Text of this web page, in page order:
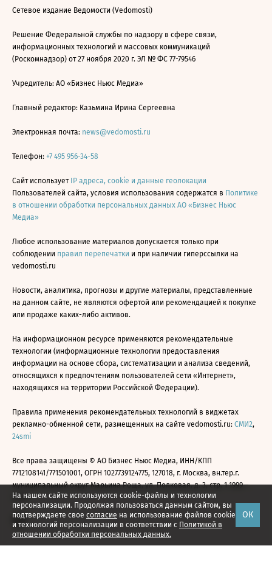
На нашем сайте используются cookie-файлы и технологии
персонализации. Продолжая пользоваться данным сайтом, вы
подтверждаете свое согласие на использование файлов cookie
и технологий персонализации в соответствии с Политикой в
отношении обработки персональных данных.
ОК
Сетевое издание Ведомости (Vedomosti)
Решение Федеральной службы по надзору в сфере связи,
информационных технологий и массовых коммуникаций
(Роскомнадзор) от 27 ноября 2020 г. ЭЛ № ФС 77-79546
Учредитель: АО «Бизнес Ньюс Медиа»
Главный редактор: Казьмина Ирина Сергеевна
Электронная почта: news@vedomosti.ru
Телефон: +7 495 956-34-58
Сайт использует IP адреса, cookie и данные геолокации
Пользователей сайта, условия использования содержатся в Политике
в отношении обработки персональных данных АО «Бизнес Ньюс
Медиа»
Любое использование материалов допускается только при
соблюдении правил перепечатки и при наличии гиперссылки на
vedomosti.ru
Новости, аналитика, прогнозы и другие материалы, представленные
на данном сайте, не являются офертой или рекомендацией к покупке
или продаже каких-либо активов.
На информационном ресурсе применяются рекомендательные
технологии (информационные технологии предоставления
информации на основе сбора, систематизации и анализа сведений,
относящихся к предпочтениям пользователей сети «Интернет»,
находящихся на территории Российской Федерации).
Правила применения рекомендательных технологий в виджетах
рекламно-обменной сети, размещенных на сайте vedomosti.ru: СМИ2,
24smi
Все права защищены © АО Бизнес Ньюс Медиа, ИНН/КПП
7712108141/771501001, ОГРН 1027739124775, 127018, г. Москва, вн.тер.г.
муниципальный округ Марьина Роща, ул. Полковая, д. 3, стр. 1 1999—
2026